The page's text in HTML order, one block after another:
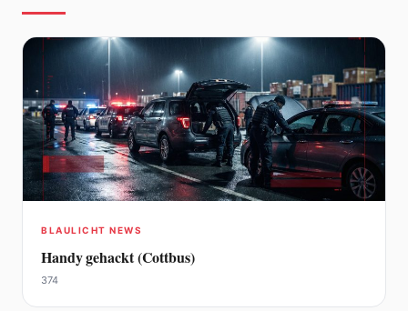
BLAULICHT NEWS
Handy gehackt (Cottbus)
374